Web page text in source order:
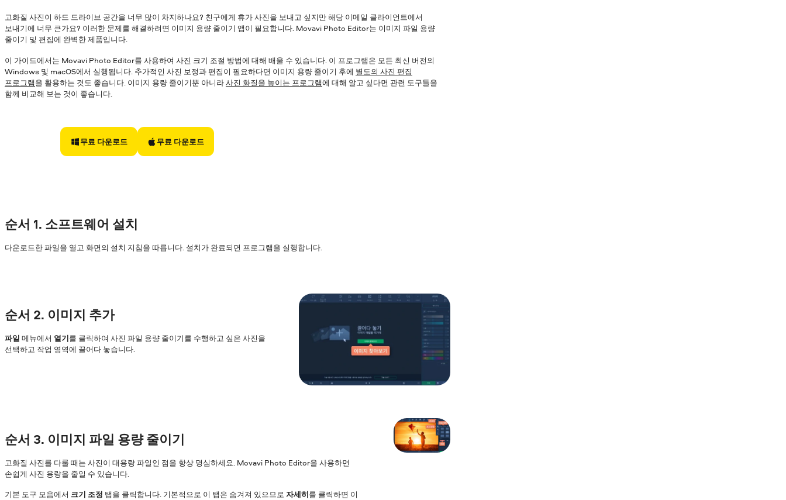
고화질 사진이 하드 드라이브 공간을 너무 많이 차지하나요? 친구에게 휴가 사진을 보내고 싶지만 해당 이메일 클라이언트에서
보내기에 너무 큰가요? 이러한 문제를 해결하려면 이미지 용량 줄이기 앱이 필요합니다. Movavi Photo Editor는 이미지 파일 용량
줄이기 및 편집에 완벽한 제품입니다.
이 가이드에서는 Movavi Photo Editor를 사용하여 사진 크기 조절 방법에 대해 배울 수 있습니다. 이 프로그램은 모든 최신 버전의
Windows 및 macOS에서 실행됩니다. 추가적인 사진 보정과 편집이 필요하다면 이미지 용량 줄이기 후에 별도의 사진 편집
프로그램을 활용하는 것도 좋습니다. 이미지 용량 줄이기뿐 아니라사진 화질을 높이는 프로그램에 대해 알고 싶다면 관련 도구들을
함께 비교해 보는 것이 좋습니다.
무료 다운로드 무료 다운로드
순서 1. 소프트웨어 설치
다운로드한 파일을 열고 화면의 설치 지침을 따릅니다. 설치가 완료되면 프로그램을 실행합니다.
순서 2. 이미지 추가
파일 메뉴에서 열기를 클릭하여 사진 파일 용량 줄이기를 수행하고 싶은 사진을
선택하고 작업 영역에 끌어다 놓습니다.
순서 3. 이미지 파일 용량 줄이기
고화질 사진를 다룰 때는 사진이 대용량 파일인 점을 항상 명심하세요. Movavi Photo Editor을 사용하면
손쉽게 사진 용량을 줄일 수 있습니다.
기본 도구 모음에서 크기 조정 탭을 클릭합니다. 기본적으로 이 탭은 숨겨져 있으므로 자세히를 클릭하면 이